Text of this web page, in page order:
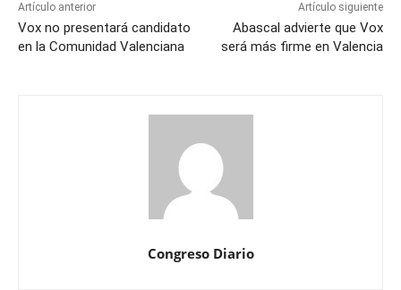
Artículo anterior
Vox no presentará candidato
en la Comunidad Valenciana
Artículo siguiente
Abascal advierte que Vox
será más firme en Valencia
Congreso Diario